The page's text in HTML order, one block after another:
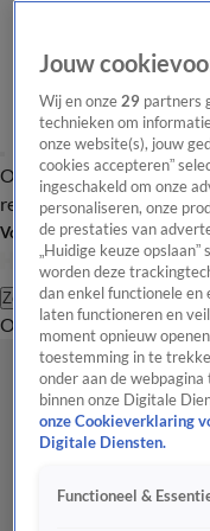
Overzicht Laatste nieuws
redactie
Volg Hart van Nederland
Zoeken
OverzichtRegio
Jouw
Wij en onze29 partners
technieken om
onze website(s), jouw
cookies accepteren”
ingeschakeld om onze
personaliseren, onze
de prestaties van
„Huidige keuze
worden deze
dan enkel functionele en
laten functioneren en
moment opnieuw
toestemming in te
onder aan de webpagina
binnen onze Digitale
onze Cookieverklaring
Digitale Diensten.
Functioneel &